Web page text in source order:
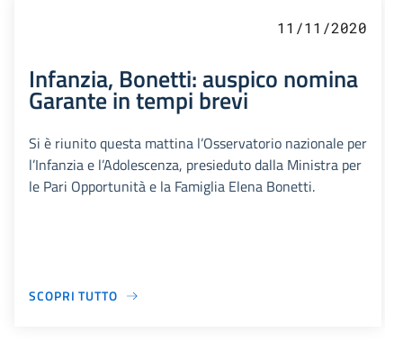
11/11/2020
Infanzia, Bonetti: auspico nomina
Garante in tempi brevi
Si è riunito questa mattina l’Osservatorio nazionale per
l’Infanzia e l’Adolescenza, presieduto dalla Ministra per
le Pari Opportunità e la Famiglia Elena Bonetti.
SCOPRI TUTTO